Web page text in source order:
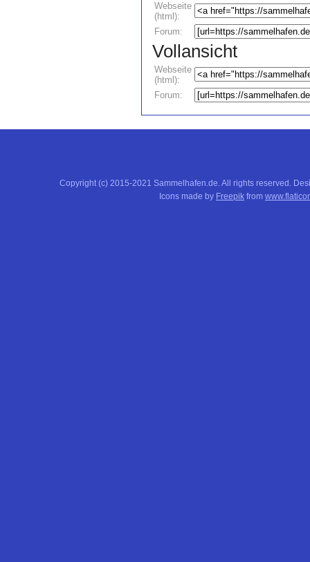
Webseite
(html):
Forum:
Vollansicht
Webseite
(html):
Forum:
Copyright (c) 2015-2021 Sammelhafen.de. All rights reserved.
Icons made by Freepik from